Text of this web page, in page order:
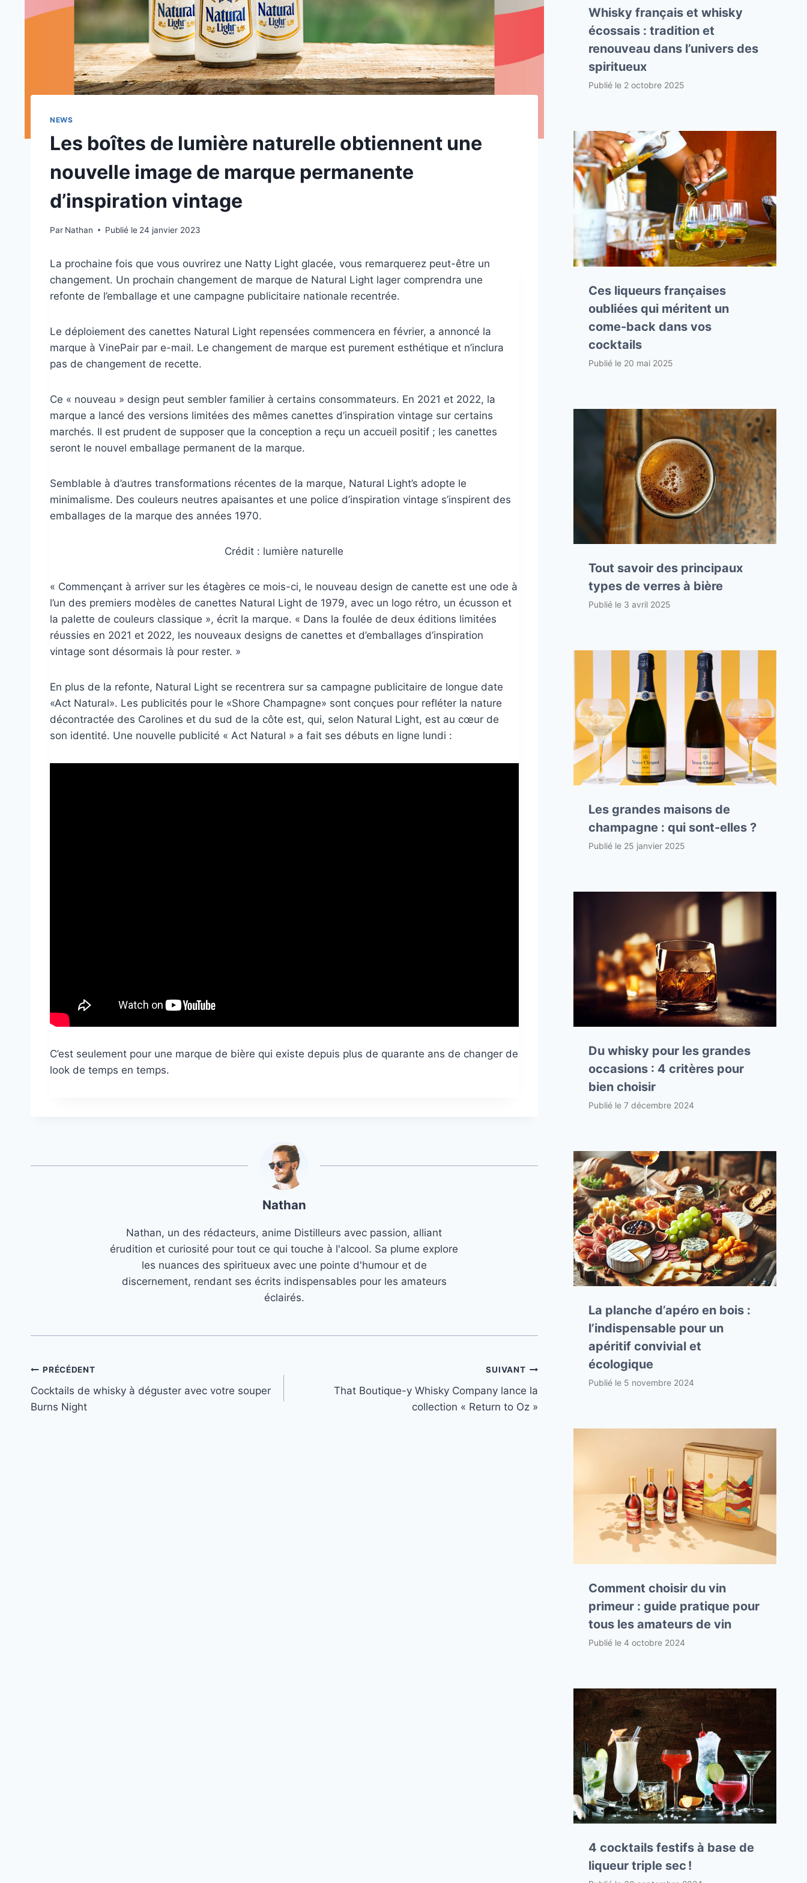
NEWS
Les boîtes de lumière naturelle obtiennent une
nouvelle image de marque permanente
d’inspiration vintage
Par Nathan Publié le 24 janvier 2023
La prochaine fois que vous ouvrirez une Natty Light glacée, vous remarquerez peut-être un
changement. Un prochain changement de marque de Natural Light lager comprendra une
refonte de l’emballage et une campagne publicitaire nationale recentrée.
Le déploiement des canettes Natural Light repensées commencera en février, a annoncé la
marque à VinePair par e-mail. Le changement de marque est purement esthétique et n’inclura
pas de changement de recette.
Ce « nouveau » design peut sembler familier à certains consommateurs. En 2021 et 2022, la
marque a lancé des versions limitées des mêmes canettes d’inspiration vintage sur certains
marchés. Il est prudent de supposer que la conception a reçu un accueil positif ; les canettes
seront le nouvel emballage permanent de la marque.
Semblable à d’autres transformations récentes de la marque, Natural Light’s adopte le
minimalisme. Des couleurs neutres apaisantes et une police d’inspiration vintage s’inspirent des
emballages de la marque des années 1970.
Crédit : lumière naturelle
« Commençant à arriver sur les étagères ce mois-ci, le nouveau design de canette est une ode à
l’un des premiers modèles de canettes Natural Light de 1979, avec un logo rétro, un écusson et
la palette de couleurs classique », écrit la marque. « Dans la foulée de deux éditions limitées
réussies en 2021 et 2022, les nouveaux designs de canettes et d’emballages d’inspiration
vintage sont désormais là pour rester. »
En plus de la refonte, Natural Light se recentrera sur sa campagne publicitaire de longue date
«Act Natural». Les publicités pour le «Shore Champagne» sont conçues pour refléter la nature
décontractée des Carolines et du sud de la côte est, qui, selon Natural Light, est au cœur de
son identité. Une nouvelle publicité « Act Natural » a fait ses débuts en ligne lundi :
C’est seulement pour une marque de bière qui existe depuis plus de quarante ans de changer de
look de temps en temps.
Nathan
Nathan, un des rédacteurs, anime Distilleurs avec passion, alliant
érudition et curiosité pour tout ce qui touche à l'alcool. Sa plume explore
les nuances des spiritueux avec une pointe d'humour et de
discernement, rendant ses écrits indispensables pour les amateurs
éclairés.
Navigation
de
PRÉCÉDENT
Cocktails de whisky à déguster avec votre souper
Burns Night
SUIVANT
That Boutique-y Whisky Company lance la
collection « Return to Oz »
Whisky français et whisky
écossais : tradition et
renouveau dans l’univers des
spiritueux
Publié le 2 octobre 2025
Ces liqueurs françaises
oubliées qui méritent un
come-back dans vos
cocktails
Publié le 20 mai 2025
Tout savoir des principaux
types de verres à bière
Publié le 3 avril 2025
Les grandes maisons de
champagne : qui sont-elles ?
Publié le 25 janvier 2025
Du whisky pour les grandes
occasions : 4 critères pour
bien choisir
Publié le7 décembre 2024
La planche d’apéro en bois :
l’indispensable pour un
apéritif convivial et
écologique
Publié le 5 novembre 2024
Comment choisir du vin
primeur : guide pratique pour
tous les amateurs de vin
Publié le4 octobre 2024
4 cocktails festifs à base de
liqueur triple sec !